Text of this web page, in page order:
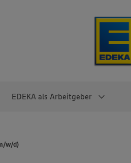
EDEKA als Arbeitgeber
w/d)